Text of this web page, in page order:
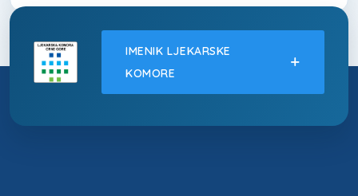
IMENIK LJEKARSKE
KOMORE